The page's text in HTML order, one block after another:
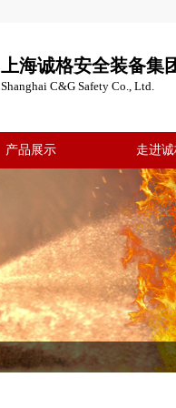
上海诚格安全装备集
Shanghai C&G Safety Co., Ltd.
产品展示 走进